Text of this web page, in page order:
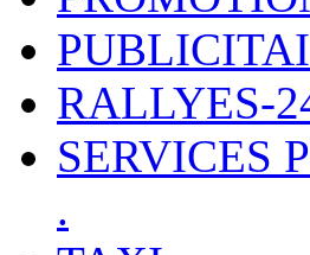
RALLYES-
SERVICES
.